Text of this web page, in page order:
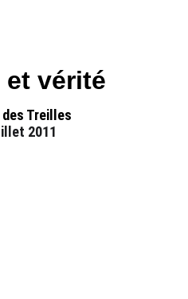
et vérité
Treilles
2011